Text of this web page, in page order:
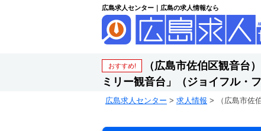
広島求人センター｜広島の求人情報なら
おすすめ!
（広島市佐伯区観音台
ミリー観音台」（ジョイフル・
広島求人センター > 求人情報 >
（広島市